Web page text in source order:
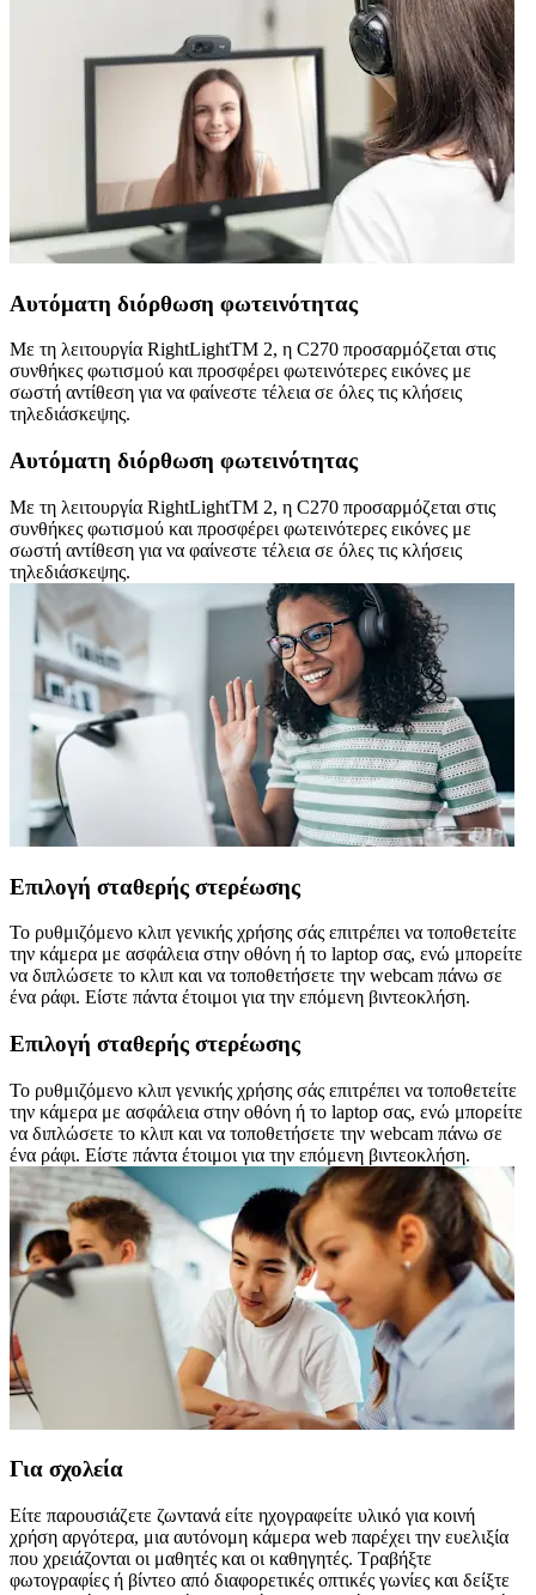
Αυτόματη διόρθωση φωτεινότητας
Με τη λειτουργία RightLightTM 2, η C270 προσαρμόζεται στις
συνθήκες φωτισμού και προσφέρει φωτεινότερες εικόνες με
σωστή αντίθεση για να φαίνεστε τέλεια σε όλες τις κλήσεις
τηλεδιάσκεψης.
Αυτόματη διόρθωση φωτεινότητας
Με τη λειτουργία RightLightTM 2, η C270 προσαρμόζεται στις
συνθήκες φωτισμού και προσφέρει φωτεινότερες εικόνες με
σωστή αντίθεση για να φαίνεστε τέλεια σε όλες τις κλήσεις
τηλεδιάσκεψης.
Επιλογή σταθερής στερέωσης
Το ρυθμιζόμενο κλιπ γενικής χρήσης σάς επιτρέπει να τοποθετείτε
την κάμερα με ασφάλεια στην οθόνη ή το laptop σας, ενώ μπορείτε
να διπλώσετε το κλιπ και να τοποθετήσετε την webcam πάνω σε
ένα ράφι. Είστε πάντα έτοιμοι για την επόμενη βιντεοκλήση.
Επιλογή σταθερής στερέωσης
Το ρυθμιζόμενο κλιπ γενικής χρήσης σάς επιτρέπει να τοποθετείτε
την κάμερα με ασφάλεια στην οθόνη ή το laptop σας, ενώ μπορείτε
να διπλώσετε το κλιπ και να τοποθετήσετε την webcam πάνω σε
ένα ράφι. Είστε πάντα έτοιμοι για την επόμενη βιντεοκλήση.
Για σχολεία
Είτε παρουσιάζετε ζωντανά είτε ηχογραφείτε υλικό για κοινή
χρήση αργότερα, μια αυτόνομη κάμερα web παρέχει την ευελιξία
που χρειάζονται οι μαθητές και οι καθηγητές. Τραβήξτε
φωτογραφίες ή βίντεο από διαφορετικές οπτικές γωνίες και δείξτε